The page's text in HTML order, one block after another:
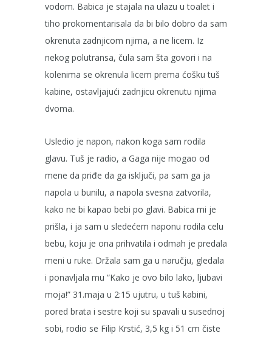
vodom. Babica je stajala na ulazu u toalet i
tiho prokomentarisala da bi bilo dobro da sam
okrenuta zadnjicom njima, a ne licem. Iz
nekog polutransa, čula sam šta govori i na
kolenima se okrenula licem prema ćošku tuš
kabine, ostavljajući zadnjicu okrenutu njima
dvoma.
Usledio je napon, nakon koga sam rodila
glavu. Tuš je radio, a Gaga nije mogao od
mene da priđe da ga isključi, pa sam ga ja
napola u bunilu, a napola svesna zatvorila,
kako ne bi kapao bebi po glavi. Babica mi je
prišla, i ja sam u sledećem naponu rodila celu
bebu, koju je ona prihvatila i odmah je predala
meni u ruke. Držala sam ga u naručju, gledala
i ponavljala mu “Kako je ovo bilo lako, ljubavi
moja!” 31.maja u 2:15 ujutru, u tuš kabini,
pored brata i sestre koji su spavali u susednoj
sobi, rodio se Filip Krstić, 3,5 kg i 51 cm čiste